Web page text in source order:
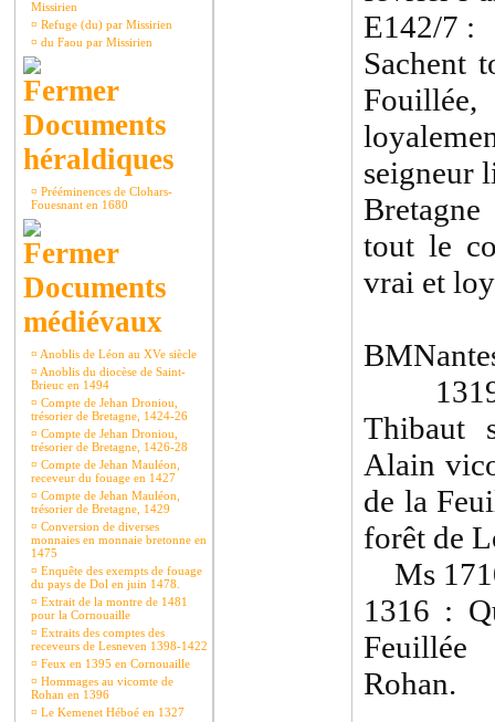
Missirien
¤ Refuge (du) par Missirien
¤ du Faou par Missirien
Documents
héraldiques
¤ Prééminences de Clohars-
Fouesnant en 1680
Documents
médiévaux
¤ Anoblis de Léon au XVe siècle
¤ Anoblis du diocèse de Saint-
Brieuc en 1494
¤ Compte de Jehan Droniou,
trésorier de Bretagne, 1424-26
¤ Compte de Jehan Droniou,
trésorier de Bretagne, 1426-28
¤ Compte de Jehan Mauléon,
receveur du fouage en 1427
¤ Compte de Jehan Mauléon,
trésorier de Bretagne, 1429
¤ Conversion de diverses
monnaies en monnaie bretonne en
1475
¤ Enquête des exempts de fouage
du pays de Dol en juin 1478.
¤ Extrait de la montre de 1481
pour la Cornouaille
¤ Extraits des comptes des
receveurs de Lesneven 1398-1422
¤ Feux en 1395 en Cornouaille
¤ Hommages au vicomte de
Rohan en 1396
¤ Le Kemenet Héboé en 1327
E142/7 :
Sachent
seigneur
tout le
vrai et
1319 :
Thibaut
Alain
de la
forêt de
Ms
1316 :
Rohan.